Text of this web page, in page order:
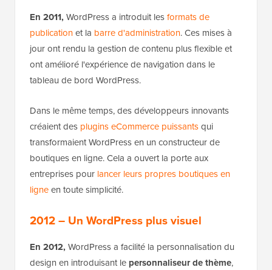
En 2011,WordPress a introduit lesformats de
publicationet la barre d'administration. Ces mises à
jour ont rendu la gestion de contenu plus flexible et
ont amélioré l'expérience de navigation dans le
tableau de bord WordPress.
Dans le même temps, des développeurs innovants
créaient des plugins eCommerce puissantsqui
transformaient WordPress en un constructeur de
boutiques en ligne. Cela a ouvert la porte aux
entreprises pour lancer leurs propres boutiques en
ligneen toute simplicité.
2012 – Un WordPress plus visuel
En 2012,WordPress a facilité la personnalisation du
design en introduisant le personnaliseur de thème,